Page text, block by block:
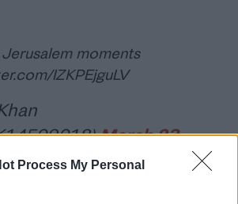
Process My Personal
moments
IZKPEjguLV
March 23,